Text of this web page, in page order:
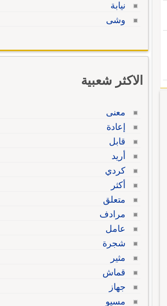
نيابة
وشى
الاكثر شعبية
معنى
إعادة
قابل
أريد
كردي
أكثر
متعلق
مرادف
عامل
شجرة
مثير
قماش
جهاز
مسيو